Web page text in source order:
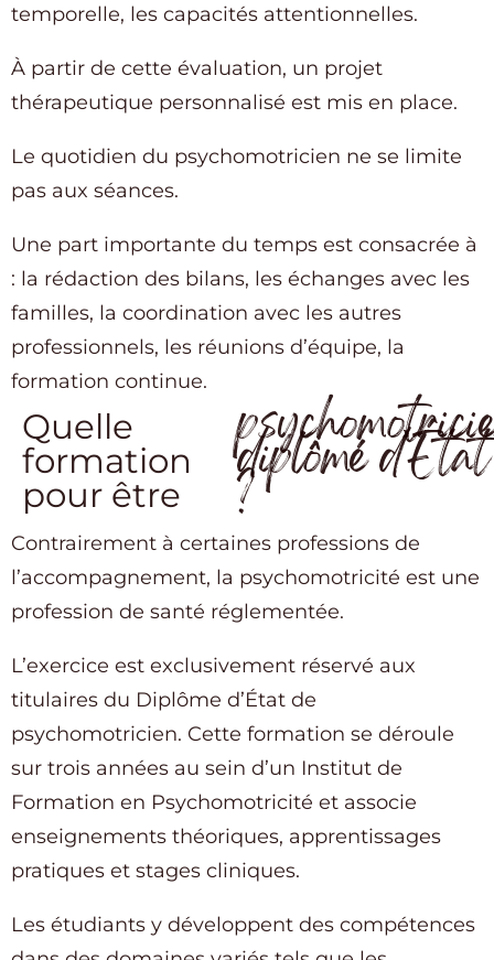
temporelle, les capacités attentionnelles.
À partir de cette évaluation, un projet
thérapeutique personnalisé est mis en place.
Le quotidien du psychomotricien ne se limite
pas aux séances.
Une part importante du temps est consacrée à
: la rédaction des bilans, les échanges avec les
familles, la coordination avec les autres
professionnels, les réunions d’équipe, la
formation continue.
Quelle
formation
pour être
diplômé d’État
?
Contrairement à certaines professions de
l’accompagnement, la psychomotricité est une
profession de santé réglementée.
L’exercice est exclusivement réservé aux
titulaires du Diplôme d’État de
psychomotricien. Cette formation se déroule
sur trois années au sein d’un Institut de
Formation en Psychomotricité et associe
enseignements théoriques, apprentissages
pratiques et stages cliniques.
Les étudiants y développent des compétences